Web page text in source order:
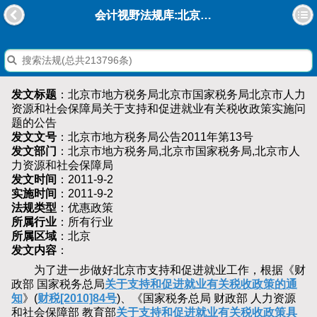
会计视野法规库:北京市地方税务局北京市国家税务局北京市人力资源和社会保障局关于支持和促进就业有关税收政策实施问题的公告
发文标题 ：北京市地方税务局北京市国家税务局北京市人力
资源和社会保障局关于支持和促进就业有关税收政策实施问
题的公告
发文文号 ：北京市地方税务局公告2011年第13号
发文部门 ：北京市地方税务局,北京市国家税务局,北京市人
力资源和社会保障局
发文时间 ：2011-9-2
实施时间 ：2011-9-2
法规类型 ：优惠政策
所属行业 ：所有行业
所属区域 ：北京
发文内容 ：
为了进一步做好北京市支持和促进就业工作，根据《财
政部 国家税务总局关于支持和促进就业有关税收政策的通
知》(财税[2010]84号)、《国家税务总局 财政部 人力资源
和社会保障部 教育部关于支持和促进就业有关税收政策具